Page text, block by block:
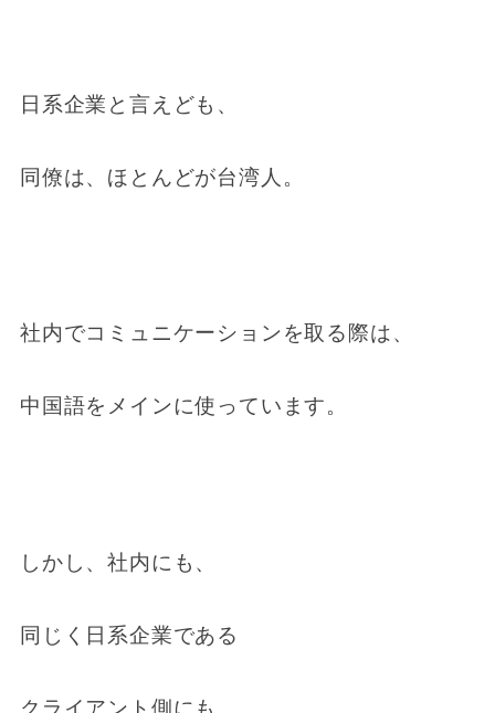
日系企業と言えども、
同僚は、ほとんどが台湾人。
社内でコミュニケーションを取る際は、
中国語をメインに使っています。
しかし、社内にも、
同じく日系企業である
クライアント側にも、